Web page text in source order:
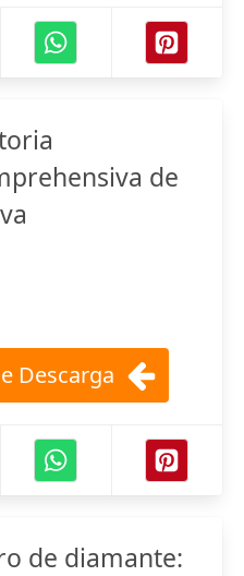
de
Descarga
de diamante: